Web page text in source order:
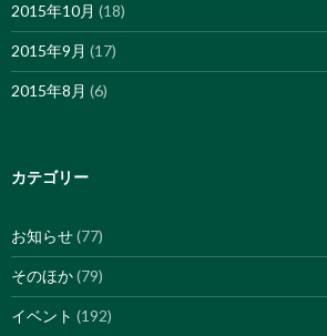
2015年10月 (18)
2015年9月 (17)
2015年8月 (6)
カテゴリー
お知らせ(77)
そのほか(79)
イベント (192)